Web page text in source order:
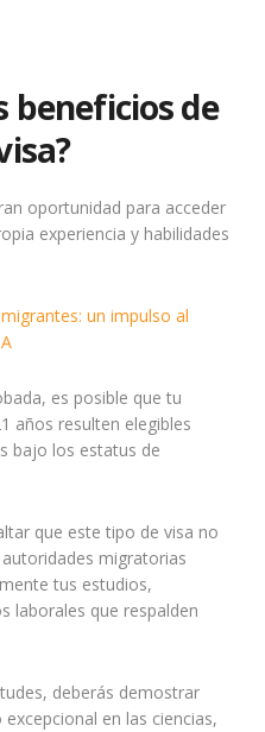
beneficios de
oportunidad para acceder
experiencia y habilidades
un impulso al
es posible que tu
años resulten elegibles
bajo los estatus de
que este tipo de visa no
migratorias
tus estudios,
laborales que respalden
deberás demostrar
en las ciencias,